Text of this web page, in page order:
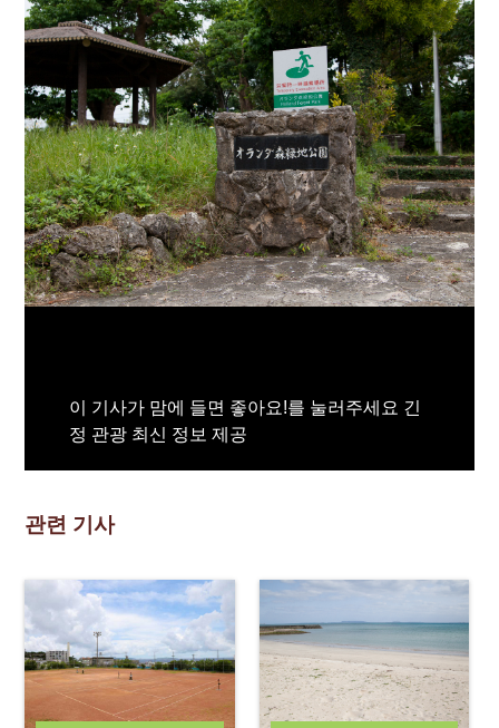
이 기사가 맘에 들면 좋아요!를 눌러주세요 긴
정 관광 최신 정보 제공
관련 기사